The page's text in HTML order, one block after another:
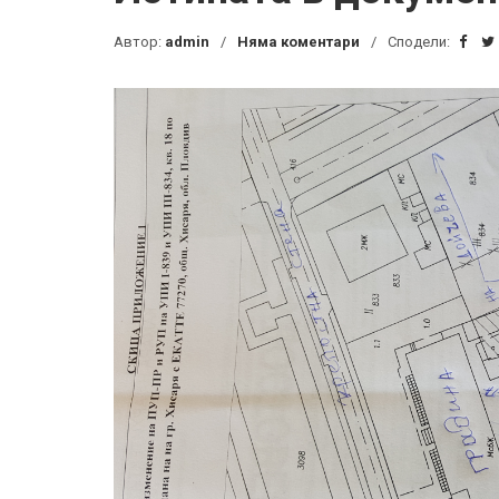
Автор: admin Няма коментари Сподели: